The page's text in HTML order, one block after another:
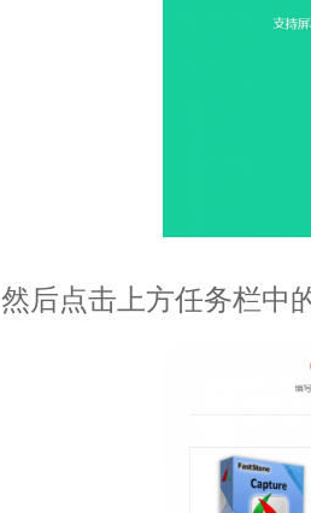
然后点击上方任务栏中